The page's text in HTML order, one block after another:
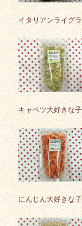
イタリアンライグ
キャベツ大好きな
にんじん大好きな